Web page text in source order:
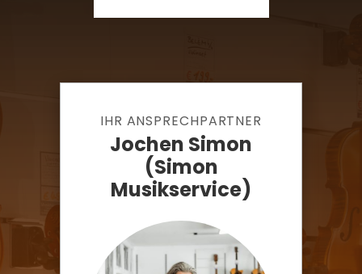
IHR ANSPRECHPARTNER
Jochen Simon
(Simon
Musikservice)